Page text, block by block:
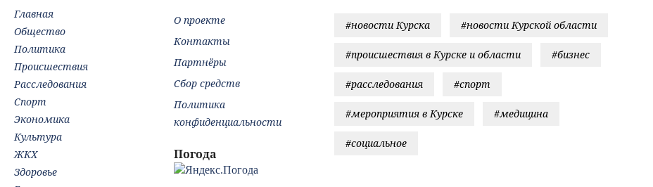
#новости Курска #новости Курской области
#происшествия в Курске и области #бизнес
#расследования #спорт
#мероприятия в Курске #медицина
#социальное
Главная
Общество
Политика
Происшествия
Расследования
Спорт
Экономика
Культура
ЖКХ
Здоровье
О проекте
Контакты
Партнёры
Сбор средств
Политика
конфиденциальности
Погода